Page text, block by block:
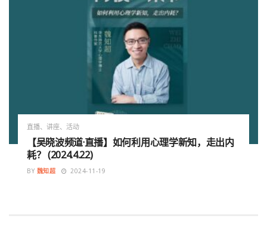
直播、讲座、活动
【吴晓波频道·直播】如何利用心理学新知，走出内
耗？ (2024.4.22)
BY 魏知超 2024-11-19